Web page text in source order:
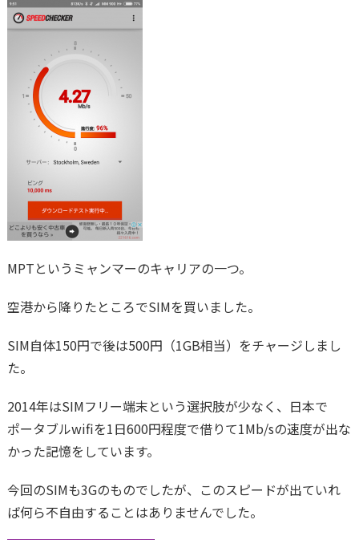
MPTというミャンマーのキャリアの一つ。
空港から降りたところでSIMを買いました。
SIM自体150円で後は500円（1GB相当）をチャージしまし
た。
2014年はSIMフリー端末という選択肢が少なく、日本で
ポータブルwifiを1日600円程度で借りて1Mb/sの速度が出な
かった記憶をしています。
今回のSIMも3Gのものでしたが、このスピードが出ていれ
ば何ら不自由することはありませんでした。